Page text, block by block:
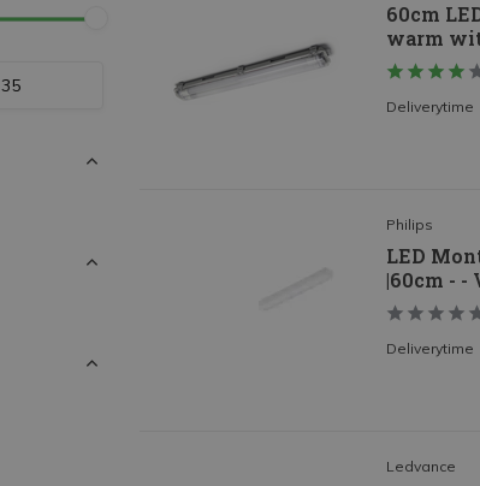
60cm
warm
Deliverytime
Philips
LED
|60cm - -
Deliverytime
Ledvance